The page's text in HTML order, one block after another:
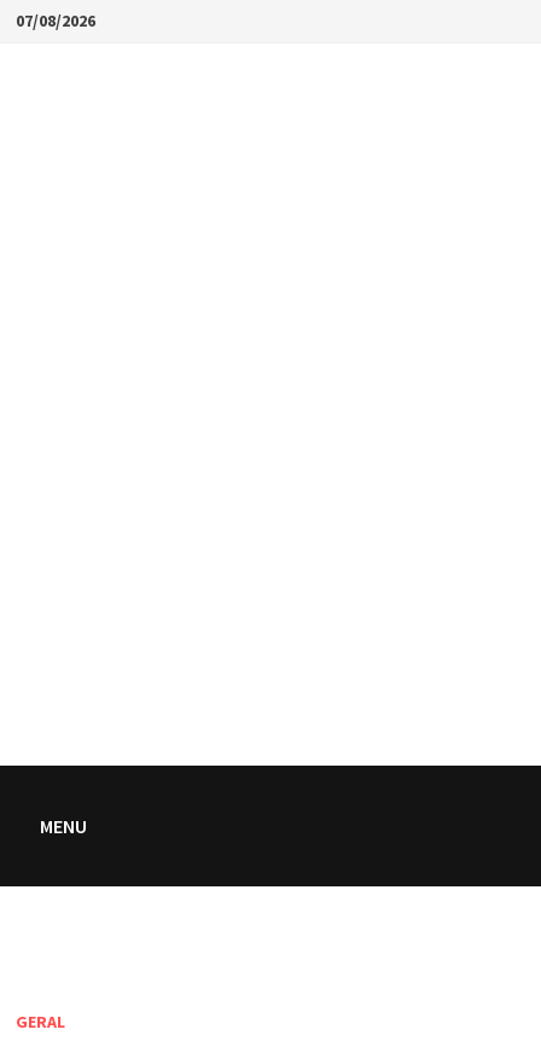
Skip07/08/2026
MENU
GERAL